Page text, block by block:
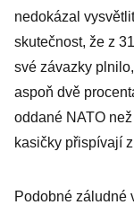
nedokázal
skutečnost, že z
své závazky
aspoň dvě
oddané NATO
kasičky přispívají
Podobné záludné